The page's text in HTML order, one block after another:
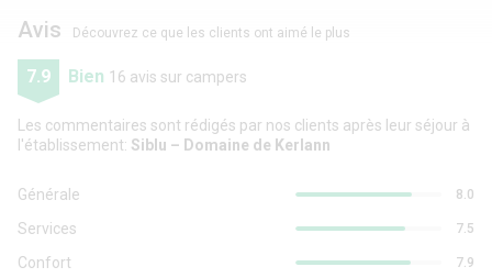
Avis Découvrez ce que les clients ont aimé le plus
7.9 Bien 16 avis sur campers
Les commentaires sont rédigés par nos clients après leur séjour à
l'établissement: Siblu – Domaine de Kerlann
Générale 8.0
Services 7.5
Confort 7.9